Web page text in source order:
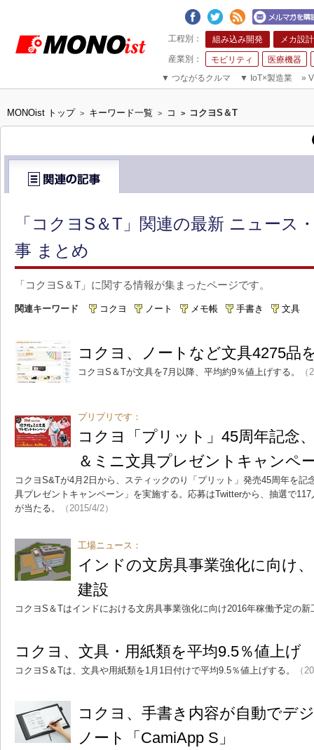
組み込み開発 メカ設計
モビリティ
医療機器
▼ つながるクルマ ▼ IoT×製造業 »
MONOist トップ > キーワード一覧 > コ > コクヨS＆T
「コクヨS＆T」関連の最新 ニュース
事 まとめ
「コクヨS＆T」に関する情報が集まったページです。
関連キーワード コクヨ ノート メモ帳 手書き 文具
コクヨ、ノートなど文具4275
コクヨS＆Tが文具を7月以降、平均約9％値上げする。
プリプリです：
コクヨ「プリット」45周年記念
＆ミニ文具プレゼントキャンペ
コクヨS&Tが4月2日から、スティックのり「プリット」発売45周年を記
具プレゼントキャンペーン」を実施する。応募はTwitterから、抽選で
が当たる。
（2015/4/2）
工場ニュース：
インドの文房具事業強化に向け
建設
コクヨS＆Tはインドにおける文房具事業強化に向け2016年稼働予定の
コクヨ、文具・用紙類を平均9.5％値上げ
コクヨS＆Tは、文具や用紙類を1月1日付けで平均9.5％値上げする。 （
コクヨ、手書き内容が自動でデ
ノート「CamiApp S」